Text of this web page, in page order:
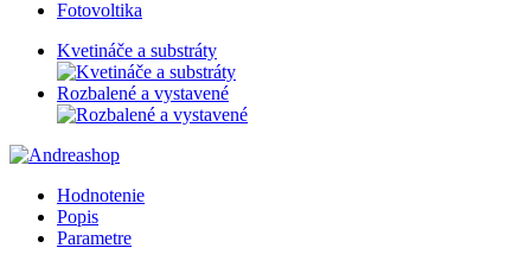
Fotovoltika
Kvetináče a substráty
Rozbalené a vystavené
Hodnotenie
Popis
Parametre